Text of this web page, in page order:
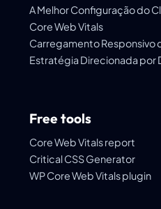
A Melhor Configuração do
Core Web Vitals
Carregamento Responsivo
Estratégia Direcionada por
Free tools
Core Web Vitals report
Critical CSS Generator
WP Core Web Vitals plugin